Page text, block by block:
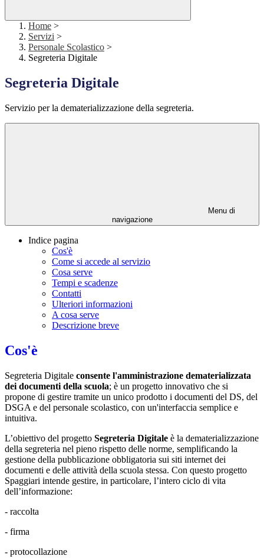
Home >
Servizi >
Personale Scolastico >
Segreteria Digitale
Segreteria Digitale
Servizio per la dematerializzazione della segreteria.
Menu di
navigazione
Indice pagina
Cos'è
Come si accede al servizio
Cosa serve
Tempi e scadenze
Contatti
Ulteriori informazioni
A cosa serve
Descrizione breve
Cos'è
Segreteria Digitale consente l'amministrazione dematerializzata
dei documenti della scuola; è un progetto innovativo che si
propone di gestire tramite un unico prodotto i documenti del DS, del
DSGA e del personale scolastico, con un'interfaccia semplice e
intuitiva.
L’obiettivo del progetto Segreteria Digitale è la dematerializzazione
della segreteria nel pieno rispetto delle norme, semplificando la
gestione della pubblicazione obbligatoria sui siti internet dei
documenti e delle attività della scuola stessa. Con questo progetto
Spaggiari intende gestire, in particolare, l’intero ciclo di vita
dell’informazione:
- raccolta
- firma
- protocollazione